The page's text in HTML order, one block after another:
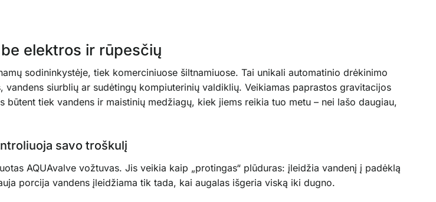
elektros ir rūpesčių
sodininkystėje, tiek komerciniuose šiltnamiuose. Tai unikali automatinio drėkinimo
siurblių ar sudėtingų kompiuterinių valdiklių. Veikiamas paprastos gravitacijos
būtent tiek vandens ir maistinių medžiagų, kiek jiems reikia tuo metu – nei lašo daugiau,
savo troškulį
AQUAvalve vožtuvas. Jis veikia kaip „protingas“ plūduras: įleidžia vandenį į padėklą
porcija vandens įleidžiama tik tada, kai augalas išgeria viską iki dugno.